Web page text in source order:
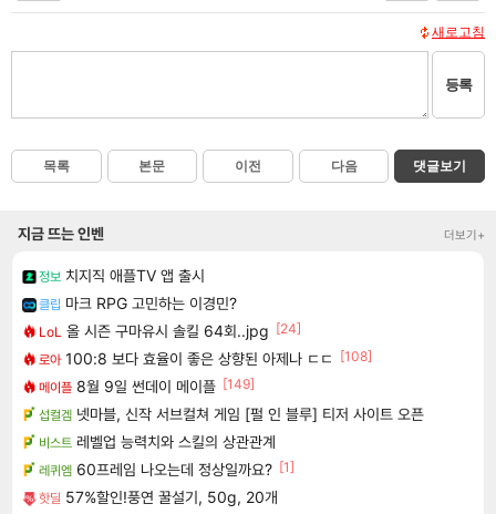
새로고침
등록
목록 본문 이전 다음 댓글보기
지금 뜨는 인벤 더보기+
정보 치지직 애플TV 앱 출시
클립 마크 RPG 고민하는 이경민?
LoL 올 시즌 구마유시 솔킬 64회..jpg [24]
로아 100:8 보다 효율이 좋은 상향된 아제나 ㄷㄷ
[108]
메이플 8월 9일 썬데이 메이플 [149]
섭컬겜 넷마블, 신작 서브컬쳐 게임 [펄 인 블루] 티저 사이트 오픈
비스트 레벨업 능력치와 스킬의 상관관계
레퀴엠 60프레임 나오는데 정상일까요? [1]
핫딜 57%할인!풍연 꿀설기, 50g, 20개